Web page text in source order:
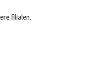
filialen.